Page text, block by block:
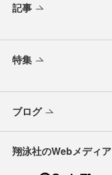
記事
特集
ブログ
翔泳社のWebメディア